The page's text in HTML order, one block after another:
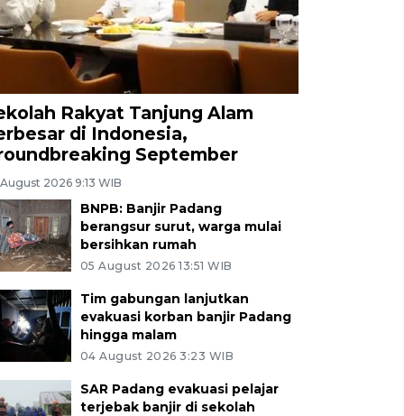
Rakyat Tanjung Alam
di Indonesia,
September
2026 9:13 WIB
BNPB: Banjir Padang
berangsur surut, warga mulai
bersihkan rumah
05 August 2026 13:51 WIB
Tim gabungan lanjutkan
evakuasi korban banjir Padang
hingga malam
04 August 2026 3:23 WIB
SAR Padang evakuasi pelajar
terjebak banjir di sekolah